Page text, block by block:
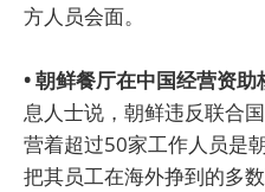
方人员会面。
• 朝鲜餐厅在中国经营资助
息人士说，朝鲜违反联合
营着超过50家工作人员是
把其员工在海外挣到的多